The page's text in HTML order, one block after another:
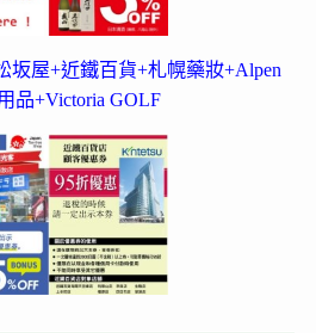
坂屋+近鐵百貨+札幌藥妝+Alpen
品+Victoria GOLF